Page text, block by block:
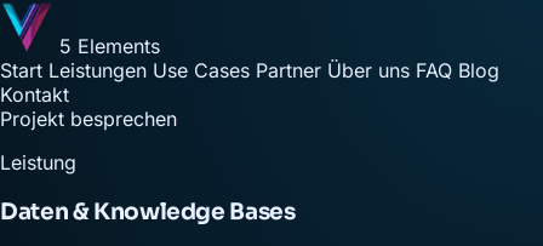
5 Elements
Start Leistungen Use Cases Partner Über uns FAQ Blog
Kontakt
Projekt besprechen
Leistung
Daten & Knowledge Bases